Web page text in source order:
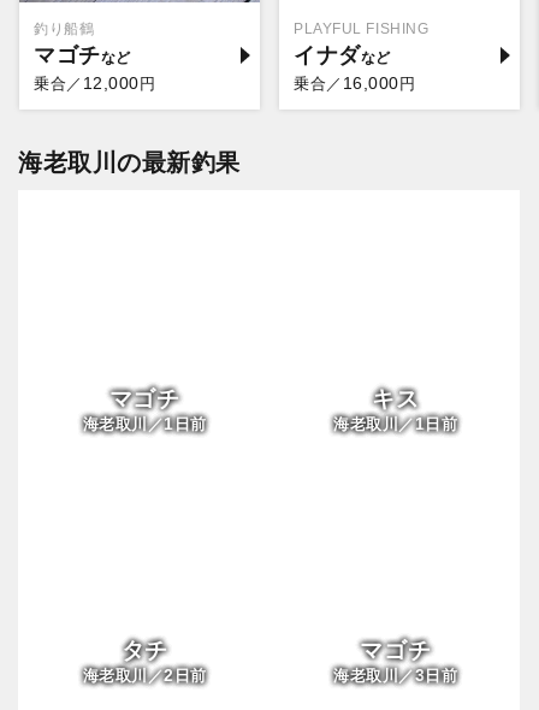
釣り船鶴
マゴチ
乗合／ 12,000円
PLAYFUL FISHING
イナダ
乗合／ 16,000円
海老取川の最新釣果
マゴチ
海老取川／1日前
キス
海老取川／1日前
タチ
海老取川／2日前
マゴチ
海老取川／3日前